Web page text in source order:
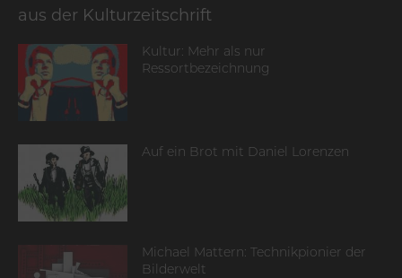
aus der Kulturzeitschrift
Kultur: Mehr als nur
Ressortbezeichnung
Auf ein Brot mit Daniel Lorenzen
Michael Mattern: Technikpionier der
Bilderwelt